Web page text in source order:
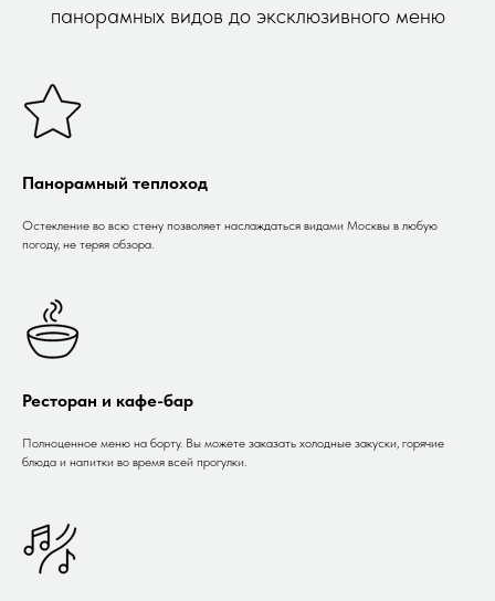
панорамных видов до эксклюзивного меню
Панорамный теплоход
Остекление во всю стену позволяет наслаждаться видами Москвы в любую
погоду, не теряя обзора.
Ресторан и кафе-бар
Полноценное меню на борту. Вы можете заказать холодные закуски, горячие
блюда и напитки во время всей прогулки.